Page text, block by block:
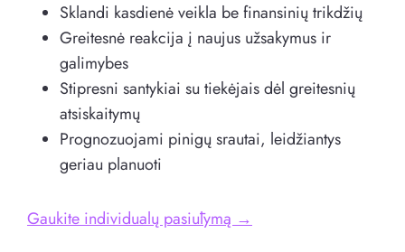
Sklandi kasdienė veikla be finansinių trikdžių
Greitesnė reakcija į naujus užsakymus ir
galimybes
Stipresni santykiai su tiekėjais dėl greitesnių
atsiskaitymų
Prognozuojami pinigų srautai, leidžiantys
geriau planuoti
Gaukite individualų pasiūlymą →